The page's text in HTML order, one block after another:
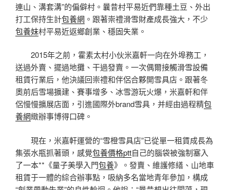
連山、溝套溝”的偏僻村。曩昔村平易近們靠種土豆、外出
打工保持生計包養網 。跟著崇禮滑雪財產成長強大，不少
包養妹村平易近返鄉創業、穩固失業。
2015年之前，霍素太村小伙米嘉軒一向在外埠務工，
送過外賣、擺過地攤、干過發賣。一次偶爾接觸滑雪設備
租賃行業后，他決議回崇禮和伴侶合夥開雪具店。跟著冬
奧前后雪場擴建、賽事增多、冰雪游玩火爆，米嘉軒和伴
侶慢慢擴展店面，引進國際外brand雪具，并經由過程精包
養網緻辦事博得口碑。
現在，米嘉軒運營的“雪橙雪具店”已從單一租賃成長為
集張水瓶抓著頭，感覺包養價格ptt自己的腦袋被強制塞入
了一本**《量子美學入門包養》。發賣、維護修繕、山地車
租賃于一體的綜合辦事點，吸納多名當地青年參加，構成